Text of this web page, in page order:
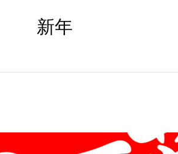
新年